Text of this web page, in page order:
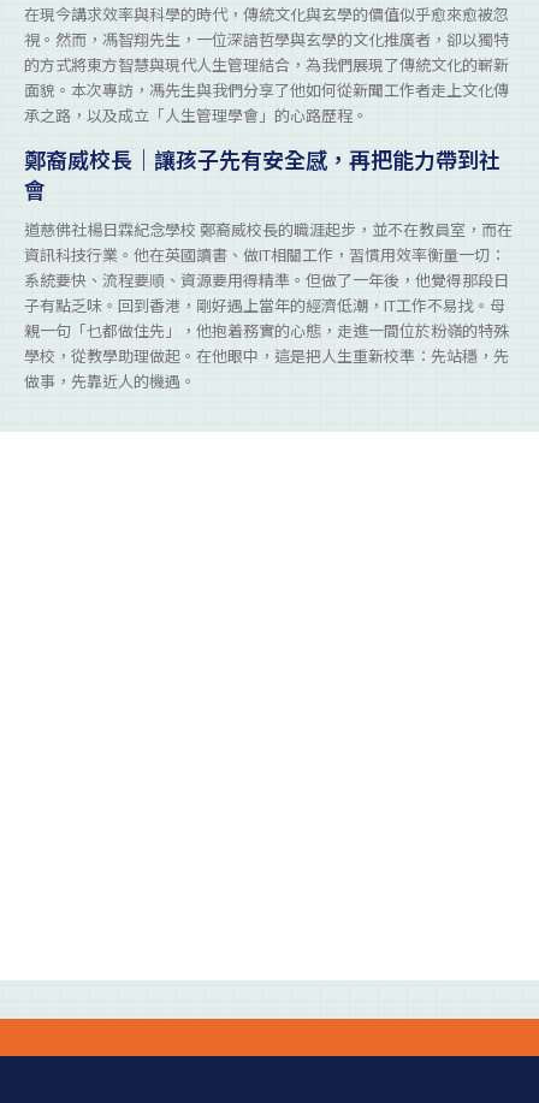
在現今講求效率與科學的時代，傳統文化與玄學的價值似乎愈來愈被忽
視。然而，馮智翔先生，一位深諳哲學與玄學的文化推廣者，卻以獨特
的方式將東方智慧與現代人生管理結合，為我們展現了傳統文化的嶄新
面貌。本次專訪，馮先生與我們分享了他如何從新聞工作者走上文化傳
承之路，以及成立「人生管理學會」的心路歷程。
鄭裔威校長｜讓孩子先有安全感，再把能力帶到社
會
道慈佛社楊日霖紀念學校 鄭裔威校長的職涯起步，並不在教員室，而在
資訊科技行業。他在英國讀書、做IT相關工作，習慣用效率衡量一切：
系統要快、流程要順、資源要用得精準。但做了一年後，他覺得那段日
子有點乏味。回到香港，剛好遇上當年的經濟低潮，IT工作不易找。母
親一句「乜都做住先」，他抱着務實的心態，走進一間位於粉嶺的特殊
學校，從教學助理做起。在他眼中，這是把人生重新校準：先站穩，先
做事，先靠近人的機遇。